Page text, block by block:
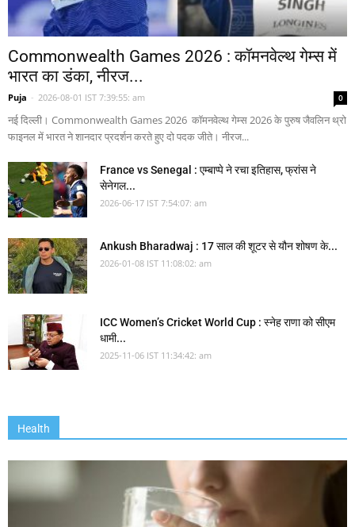
Commonwealth Games 2026 : कॉमनवेल्थ गेम्स में
भारत का डंका, नीरज...
Puja - 2026-08-01 IST 7:39:55: am 0
नई दिल्ली। Commonwealth Games 2026 कॉमनवेल्थ गेम्स 2026 के पुरुष जैवलिन थ्रो
फाइनल में भारत ने शानदार प्रदर्शन करते हुए दो पदक जीते। नीरज...
France vs Senegal : एम्बाप्पे ने रचा इतिहास, फ्रांस ने
सेनेगल...
2026-06-17 IST 7:54:07: am
Ankush Bharadwaj : 17 साल की शूटर से यौन शोषण के...
2026-01-08 IST 11:08:02: am
ICC Women’s Cricket World Cup : स्नेह राणा को सीएम
धामी...
2025-11-06 IST 11:34:42: am
Health